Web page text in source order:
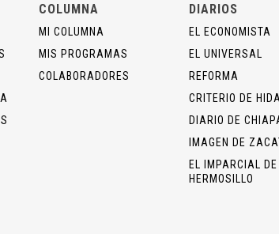
COLUMNA
MI COLUMNA
MIS PROGRAMAS
COLABORADORES
DIARIOS
EL ECONOMISTA
EL UNIVERSAL
REFORMA
CRITERIO DE
DIARIO DE
IMAGEN DE
EL IMPARCIAL DE
HERMOSILLO